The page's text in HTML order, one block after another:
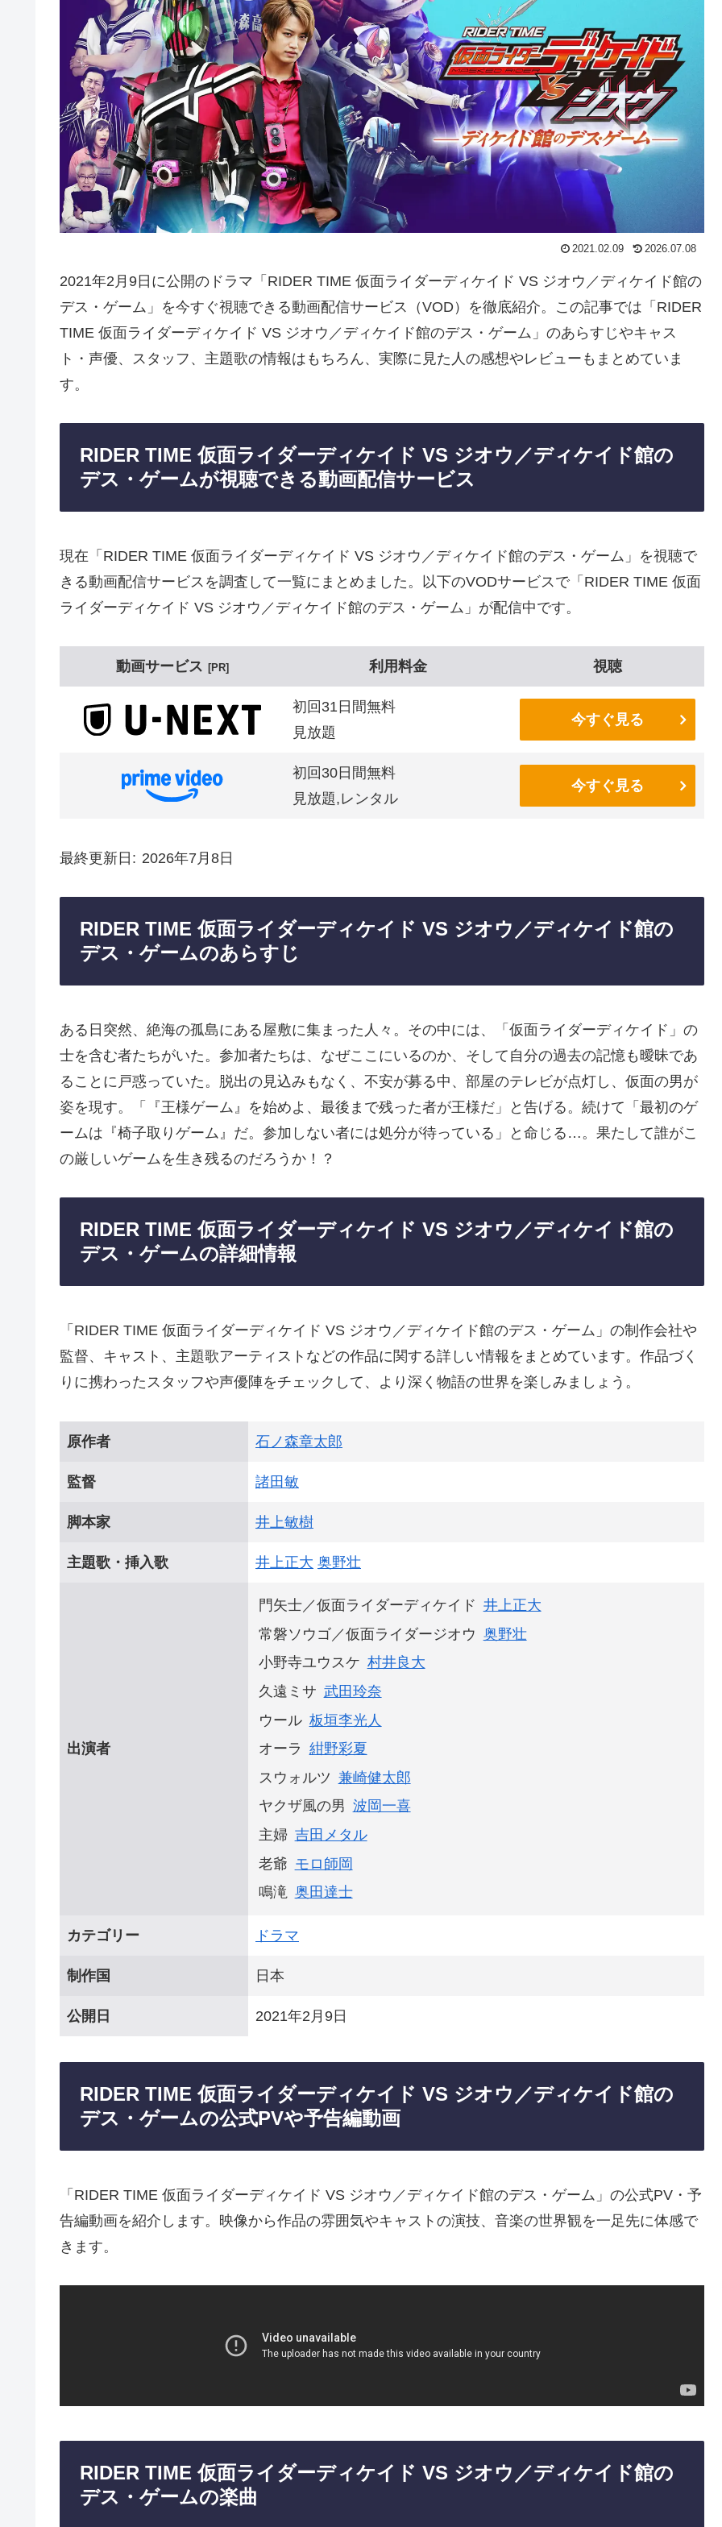
2021.02.09 2026.07.08
2021年2月9日に公開のドラマ「RIDER TIME 仮面ライダーディケイド VS ジオウ／ディケイド館の
デス・ゲーム」を今すぐ視聴できる動画配信サービス（VOD）を徹底紹介。この記事では「RIDER
TIME 仮面ライダーディケイド VS ジオウ／ディケイド館のデス・ゲーム」のあらすじやキャス
ト・声優、スタッフ、主題歌の情報はもちろん、実際に見た人の感想やレビューもまとめていま
す。
RIDER TIME 仮面ライダーディケイド VS ジオウ／ディケイド館の
デス・ゲームが視聴できる動画配信サービス
現在「RIDER TIME 仮面ライダーディケイド VS ジオウ／ディケイド館のデス・ゲーム」を視聴で
きる動画配信サービスを調査して一覧にまとめました。以下のVODサービスで「RIDER TIME 仮面
ライダーディケイド VS ジオウ／ディケイド館のデス・ゲーム」が配信中です。
動画サービス PR 利用料金 視聴
初回31日間無料
見放題
今すぐ見る
初回30日間無料
見放題,レンタル
今すぐ見る
最終更新日 2026年7月8日
RIDER TIME 仮面ライダーディケイド VS ジオウ／ディケイド館の
デス・ゲームのあらすじ
ある日突然、絶海の孤島にある屋敷に集まった人々。その中には、「仮面ライダーディケイド」の
士を含む者たちがいた。参加者たちは、なぜここにいるのか、そして自分の過去の記憶も曖昧であ
ることに戸惑っていた。脱出の見込みもなく、不安が募る中、部屋のテレビが点灯し、仮面の男が
姿を現す。「『王様ゲーム』を始めよ、最後まで残った者が王様だ」と告げる。続けて「最初のゲ
ームは『椅子取りゲーム』だ。参加しない者には処分が待っている」と命じる…。果たして誰がこ
の厳しいゲームを生き残るのだろうか！？
RIDER TIME 仮面ライダーディケイド VS ジオウ／ディケイド館の
デス・ゲームの詳細情報
「RIDER TIME 仮面ライダーディケイド VS ジオウ／ディケイド館のデス・ゲーム」の制作会社や
監督、キャスト、主題歌アーティストなどの作品に関する詳しい情報をまとめています。作品づく
りに携わったスタッフや声優陣をチェックして、より深く物語の世界を楽しみましょう。
原作者 石ノ森章太郎
監督 諸田敏
脚本家 井上敏樹
主題歌・挿入歌 井上正大 奥野壮
出演者
門矢士／仮面ライダーディケイド 井上正大
常磐ソウゴ／仮面ライダージオウ 奥野壮
小野寺ユウスケ 村井良大
久遠ミサ 武田玲奈
ウール 板垣李光人
オーラ 紺野彩夏
スウォルツ 兼崎健太郎
ヤクザ風の男 波岡一喜
主婦 吉田メタル
老爺 モロ師岡
鳴滝 奥田達士
カテゴリー ドラマ
制作国 日本
公開日 2021年2月9日
RIDER TIME 仮面ライダーディケイド VS ジオウ／ディケイド館の
デス・ゲームの公式PVや予告編動画
「RIDER TIME 仮面ライダーディケイド VS ジオウ／ディケイド館のデス・ゲーム」の公式PV・予
告編動画を紹介します。映像から作品の雰囲気やキャストの演技、音楽の世界観を一足先に体感で
きます。
RIDER TIME 仮面ライダーディケイド VS ジオウ／ディケイド館の
デス・ゲームの楽曲